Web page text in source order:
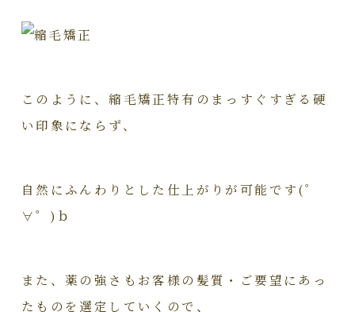
このように、縮毛矯正特有のまっすぐすぎる硬
い印象にならず、
自然にふんわりとした仕上がりが可能です(゜
∀゜)ｂ
また、薬の強さもお客様の髪質・ご要望にあっ
たものを選定していくので、